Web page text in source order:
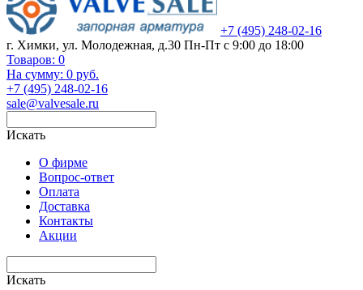
+7 (495) 248-02-16
г. Химки, ул. Молодежная, д.30 Пн-Пт с 9:00 до 18:00
Товаров: 0
На сумму: 0 руб.
+7 (495) 248-02-16
sale@valvesale.ru
Искать
О фирме
Вопрос-ответ
Оплата
Доставка
Контакты
Акции
Искать